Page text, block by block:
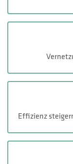
Effizienz